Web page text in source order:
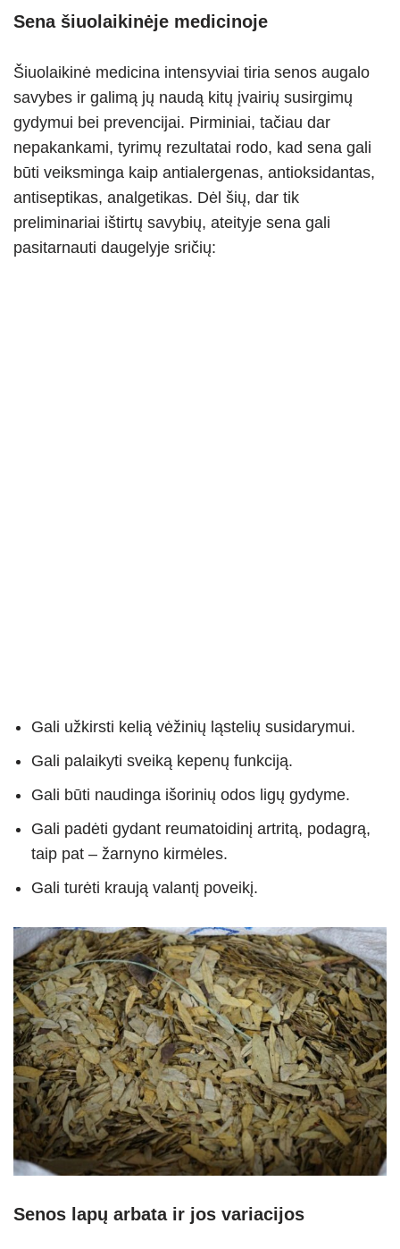
Sena šiuolaikinėje medicinoje
Šiuolaikinė medicina intensyviai tiria senos augalo
savybes ir galimą jų naudą kitų įvairių susirgimų
gydymui bei prevencijai. Pirminiai, tačiau dar
nepakankami, tyrimų rezultatai rodo, kad sena gali
būti veiksminga kaip antialergenas, antioksidantas,
antiseptikas, analgetikas. Dėl šių, dar tik
preliminariai ištirtų savybių, ateityje sena gali
pasitarnauti daugelyje sričių:
Gali užkirsti kelią vėžinių ląstelių susidarymui.
Gali palaikyti sveiką kepenų funkciją.
Gali būti naudinga išorinių odos ligų gydyme.
Gali padėti gydant reumatoidinį artritą, podagrą,
taip pat – žarnyno kirmėles.
Gali turėti kraują valantį poveikį.
Senos lapų arbata ir jos variacijos